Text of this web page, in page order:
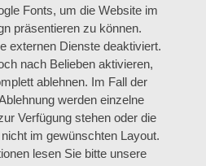
Fonts, um die Website im
präsentieren zu können.
externen Dienste deaktiviert.
nach Belieben aktivieren,
ablehnen. Im Fall der
werden einzelne
Verfügung stehen oder die
im gewünschten Layout.
lesen Sie bitte unsere